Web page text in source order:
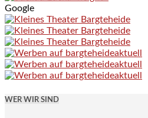
Google
WER WIR SIND